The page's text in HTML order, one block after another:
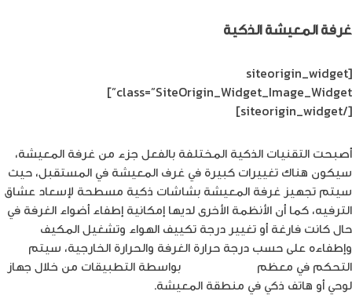
غرفة المعيشة الذكية
[siteorigin_widget
class=”SiteOrigin_Widget_Image_Widget”]
[/siteorigin_widget]
أصبحت التقنيات الذكية المختلفة بالفعل جزء من غرفة المعيشة،
سيكون هناك تغييرات كبيرة في غرف المعيشة في المستقبل، حيث
سيتم تجهيز غرفة المعيشة بشاشات ذكية مسطحة لإسعاد عشاق
الترفيه، كما أن الأنظمة الأخرى لديها إمكانية إطفاء أضواء الغرفة في
حال كانت فارغة أو تغيير درجة تكييف الهواء وتشغيل المكيف
وإطفاءه على حسب درجة حرارة الغرفة والحرارة الخارجية، سيتم
التحكم في معظم
بواسطة التطبيقات من خلال جهاز
لوحي أو هاتف ذكي في منطقة المعيشة.